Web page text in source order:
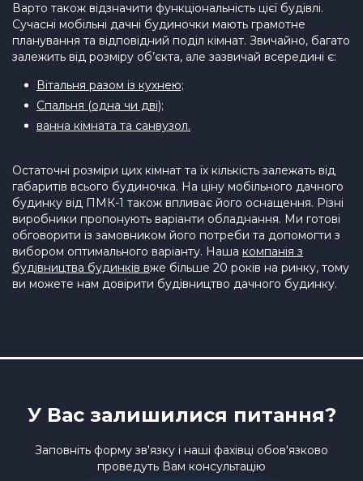
Варто також відзначити функціональність цієї будівлі.
Сучасні мобільні дачні будиночки мають грамотне
планування та відповідний поділ кімнат. Звичайно, багато
залежить від розміру об’єкта, але зазвичай всередині є:
Вітальня разом із кухнею;
Спальня (одна чи дві);
ванна кімната та санвузол.
Остаточні розміри цих кімнат та їх кількість залежать від
габаритів всього будиночка. На ціну мобільного дачного
будинку від ПМК-1 також впливає його оснащення. Різні
виробники пропонують варіанти обладнання. Ми готові
обговорити із замовником його потреби та допомогти з
вибором оптимального варіанту. Наша компанія з
будівництва будинків вже більше 20 років на ринку, тому
ви можете нам довірити будівництво дачного будинку.
У Вас залишилися питання?
Заповніть форму зв'язку і наші фахівці обов'язково
проведуть Вам консультацію